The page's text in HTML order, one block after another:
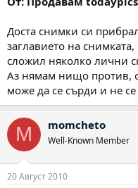
Доста снимки си
заглавието на
сложил няколко лични
Аз нямам нищо против,
може да се сърди и не
M momcheto
Well-Known Member
20 Август 2010